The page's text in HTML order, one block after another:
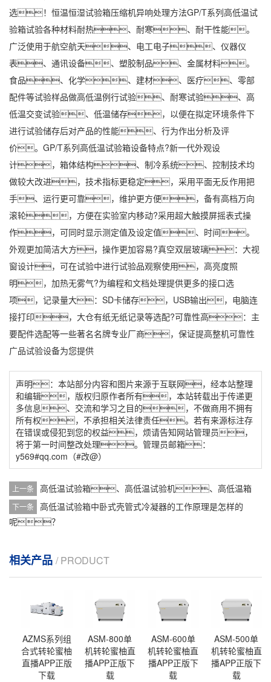
选！恒温恒湿试验箱压缩机异响处理方法GP/T系列高低温试
验箱试验各种材料耐热、耐寒、耐干性能。
广泛使用于航空航天、电工电子、仪器仪
表、通讯设备、塑胶制品、金属材料。
食品、化学、建材、医疗、零部
配件等试验样品做高低温例行试验、耐寒试验、高
低温交变试验、低温储存，以便在拟定环境条件下
进行试验储存后对产品的性能、行为作出分析及评
价。GP/T系列高低温试验箱设备特点?新一代外观设
计，箱体结构、制冷系统、控制技术均
做较大改进，技术指标更稳定，采用平面无反作用把
手、运行更可靠，维护更方便，备有高档万向
滚轮，方便在实验室内移动?采用超大触摸屏摇表式操
作，可同时显示测定值及设定值、时间。
外观更加简洁大方，操作更加容易?真空双层玻璃：大视
窗设计，可在试验中进行试验品观察使用，高亮度照
明，加热无雾气?为编程和文档处理提供更多的接口选
项，记录量大：SD卡储存，USB输出，电脑连
接打印，大仓有纸无纸记录等选配?可靠性高：主
要配件选配等一些著名名牌专业厂商，保证提高整机可靠性
广品试验设备为您提供
声明：本站部分内容和图片来源于互联网，经本站整理
和编辑，版权归原作者所有，本站转载出于传递更
多信息、交流和学习之目的，不做商用不拥有
所有权，不承担相关法律责任。若有来源标注存
在错误或侵犯到您的权益，烦请告知网站管理员，
将于第一时间整改处理。管理员邮箱：
y569#qq.com（#改@）
上一条 高低温试验箱、高低温试验机、高低温箱
下一条
高低温试验箱中卧式壳管式冷凝器的工作原理是怎样的
呢？
相关产品 / PRODUCT
AZMS系列组
合式转轮蜜柚
直播APP正版
下载
ASM-800单
机转轮蜜柚直
播APP正版下
载
ASM-600单
机转轮蜜柚直
播APP正版下
载
ASM-500单
机转轮蜜柚直
播APP正版下
载